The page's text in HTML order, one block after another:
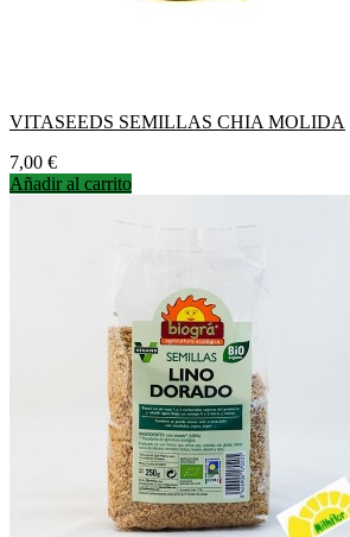
VITASEEDS SEMILLAS CHIA MOLIDA
Precio
7,00 €
Añadir al carrito